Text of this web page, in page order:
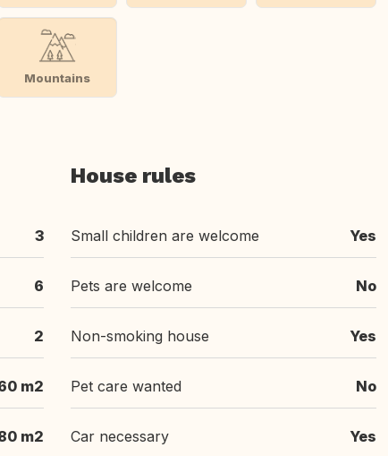
Mountains
3
6
2
m2
m2
House rules
Small children are welcome Yes
Pets are welcome No
Non-smoking house Yes
Pet care wanted No
Car necessary Yes